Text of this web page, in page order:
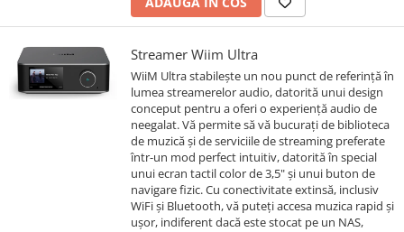
Streamer Wiim Ultra
WiiM Ultra stabilește un nou punct de referință în
lumea streamerelor audio, datorită unui design
conceput pentru a oferi o experiență audio de
neegalat. Vă permite să vă bucurați de biblioteca
de muzică și de serviciile de streaming preferate
într-un mod perfect intuitiv, datorită în special
unui ecran tactil color de 3,5" și unui buton de
navigare fizic. Cu conectivitate extinsă, inclusiv
WiFi și Bluetooth, vă puteți accesa muzica rapid și
ușor, indiferent dacă este stocat pe un NAS,